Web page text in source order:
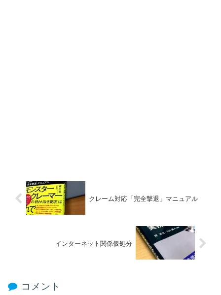
クレーム対応「完全撃退」マニュアル
インターネット関係仮処分
コメント